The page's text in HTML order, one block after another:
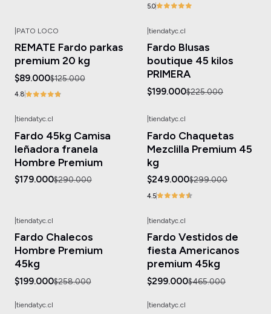
5.0
PATO LOCO
REMATE Fardo parkas
premium 20 kg
$89.000$125.000
4.8
No disponible
tiendatyc.cl
Fardo Blusas
boutique 45 kilos
PRIMERA
$199.000$225.000
tiendatyc.cl
Fardo 45kg Camisa
leñadora franela
Hombre Premium
$179.000$290.000
tiendatyc.cl
Fardo Chaquetas
Mezclilla Premium 45
kg
$249.000$299.000
4.5
tiendatyc.cl
Fardo Chalecos
Hombre Premium
45kg
$199.000$258.000
tiendatyc.cl
Fardo Vestidos de
fiesta Americanos
premium 45kg
$299.000$465.000
tiendatyc.cl tiendatyc.cl